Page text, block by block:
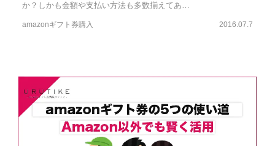
か？しかも金額や支払い方法も多数揃えてあ…
2016.07.7
amazonギフト券購入